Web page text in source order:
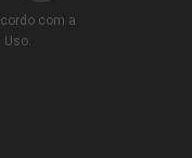
com a
Uso.